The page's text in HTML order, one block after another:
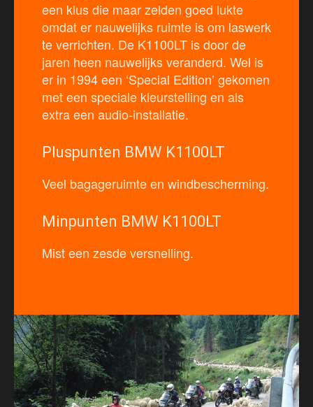
een klus die maar zelden goed lukte
omdat er nauwelijks ruimte is om laswerk
te verrichten. De K1100LT is door de
jaren heen nauwelijks veranderd. Wel is
er in 1994 een ‘Special Edition’ gekomen
met een speciale kleurstelling en als
extra een audio-installatie.
Pluspunten BMW K1100LT
Veel bagageruimte en windbescherming.
Minpunten BMW K1100LT
Mist een zesde versnelling.